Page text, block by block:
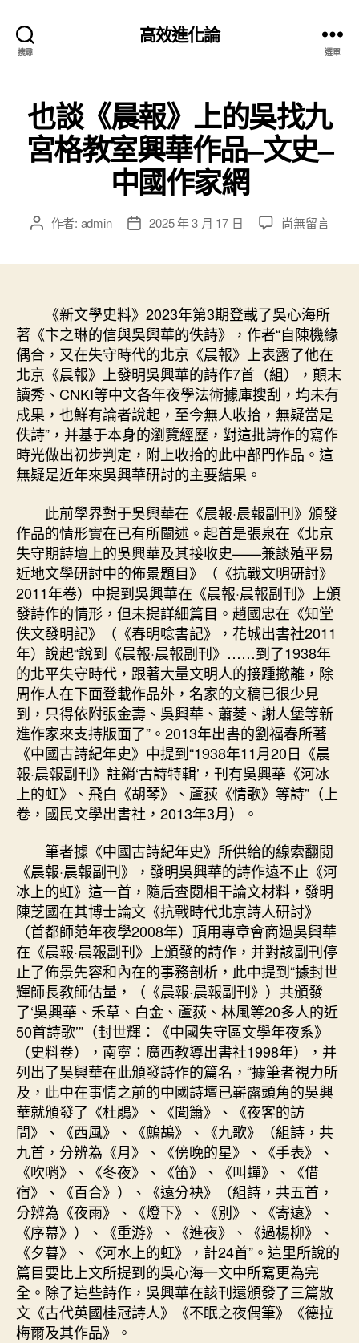
搜尋
高效進化論
選單
也談《晨報》上的吳找九
宮格教室興華作品–文史–
中國作家網
文 作者: admin
文
期
2025 年 3 月 17 日
在
上
的
吳
找
九
宮
格
教
室
作
品
–
文
史
–
中
國
作
家
網〉
中
尚無留言
《新文學史料》2023年第3期登載了吳心海所
著《卞之琳的信與吳興華的佚詩》，作者“自陳機緣
偶合，又在失守時代的北京《晨報》上表露了他在
北京《晨報》上發明吳興華的詩作7首（組），顛末
讀秀、CNKI等中文各年夜學法術據庫搜刮，均未有
成果，也鮮有論者說起，至今無人收拾，無疑當是
佚詩”，并基于本身的瀏覽經歷，對這批詩作的寫作
時光做出初步判定，附上收拾的此中部門作品。這
無疑是近年來吳興華研討的主要結果。
此前學界對于吳興華在《晨報·晨報副刊》頒發
作品的情形實在已有所闡述。起首是張泉在《北京
失守期詩壇上的吳興華及其接收史——兼談殖平易
近地文學研討中的佈景題目》（《抗戰文明研討》
2011年卷）中提到吳興華在《晨報·晨報副刊》上頒
發詩作的情形，但未提詳細篇目。趙國忠在《知堂
佚文發明記》（《春明唸書記》，花城出書社2011
年）說起“說到《晨報·晨報副刊》……到了1938年
的北平失守時代，跟著大量文明人的接踵撤離，除
周作人在下面登載作品外，名家的文稿已很少見
到，只得依附張金壽、吳興華、蕭菱、謝人堡等新
進作家來支持版面了”。2013年出書的劉福春所著
《中國古詩紀年史》中提到“1938年11月20日《晨
報·晨報副刊》註銷‘古詩特輯’，刊有吳興華《河冰
上的虹》、飛白《胡琴》、蘆荻《情歌》等詩”（上
卷，國民文學出書社，2013年3月）。
筆者據《中國古詩紀年史》所供給的線索翻閱
《晨報·晨報副刊》，發明吳興華的詩作遠不止《河
冰上的虹》這一首，隨后查閱相干論文材料，發明
陳芝國在其博士論文《抗戰時代北京詩人研討》
（首都師范年夜學2008年）頂用專章會商過吳興華
在《晨報·晨報副刊》上頒發的詩作，并對該副刊停
止了佈景先容和內在的事務剖析，此中提到“據封世
輝師長教師估量，（《晨報·晨報副刊》）共頒發
了‘吳興華、禾草、白金、蘆荻、林風等20多人的近
50首詩歌’”（封世輝：《中國失守區文學年夜系》
（史料卷），南寧：廣西教導出書社1998年），并
列出了吳興華在此頒發詩作的篇名，“據筆者視力所
及，此中在事情之前的中國詩壇已嶄露頭角的吳興
華就頒發了《杜鵑》、《聞簫》、《夜客的訪
問》、《西風》、《鷓鴣》、《九歌》（組詩，共
九首，分辨為《月》、《傍晚的星》、《手表》、
《吹哨》、《冬夜》、《笛》、《叫蟬》、《借
宿》、《百合》）、《遠分袂》（組詩，共五首，
分辨為《夜雨》、《燈下》、《別》、《寄遠》、
《序幕》）、《重游》、《進夜》、《過楊柳》、
《夕暮》、《河水上的虹》，計24首”。這里所說的
篇目要比上文所提到的吳心海一文中所寫更為完
全。除了這些詩作，吳興華在該刊還頒發了三篇散
文《古代英國桂冠詩人》《不眠之夜偶筆》《德拉
梅爾及其作品》。